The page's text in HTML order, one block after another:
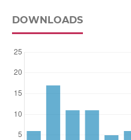
DOWNLOADS